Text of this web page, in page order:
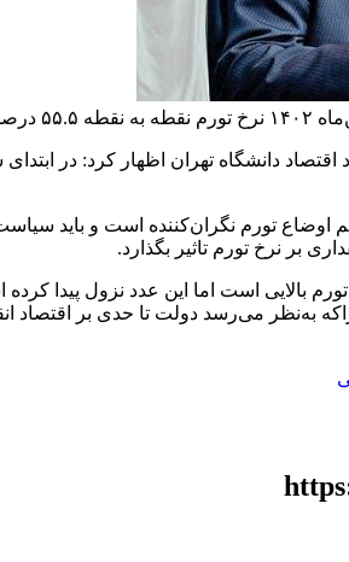
رسید.
انتهای سال ۱۴۰۱ متوجه شدیم اوضاع تورم
بر نرخ تورم تاثیر بگذارد.
به‌نظر می‌رسد دولت تا حدی بر اقتصاد